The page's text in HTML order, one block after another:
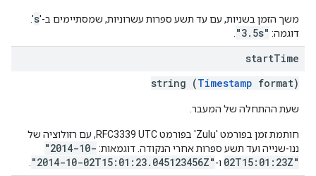
משך הזמן בשניות, עם עד תשע ספרות עשרוניות, שמסתיימים ב-'s
'.
דוגמה: "3.5s"
startTime
string (Timestamp format)
שעת ההתחלה של המעבר.
חותמת זמן בפורמט 'Zulu' בפורמט RFC3339 UTC, עם רזולוציה של
ננו-שנייה ועד תשע ספרות אחרי הנקודה. דוגמאות: "2014-10-
02T15:01:23Z" ו-"2014-10-02T15:01:23.045123456Z"